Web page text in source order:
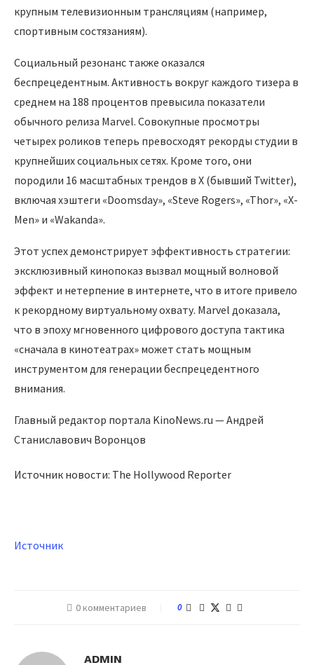
крупным телевизионным трансляциям (например,
спортивным состязаниям).
Социальный резонанс также оказался
беспрецедентным. Активность вокруг каждого тизера в
среднем на 188 процентов превысила показатели
обычного релиза Marvel. Совокупные просмотры
четырех роликов теперь превосходят рекорды студии в
крупнейших социальных сетях. Кроме того, они
породили 16 масштабных трендов в X (бывший Twitter),
включая хэштеги «Doomsday», «Steve Rogers», «Thor», «X-
Men» и «Wakanda».
Этот успех демонстрирует эффективность стратегии:
эксклюзивный кинопоказ вызвал мощный волновой
эффект и нетерпение в интернете, что в итоге привело
к рекордному виртуальному охвату. Marvel доказала,
что в эпоху мгновенного цифрового доступа тактика
«сначала в кинотеатрах» может стать мощным
инструментом для генерации беспрецедентного
внимания.
Главный редактор портала KinoNews.ru — Андрей
Станиславович Воронцов
Источник новости: The Hollywood Reporter
Источник
0 комментариев 0
ADMIN